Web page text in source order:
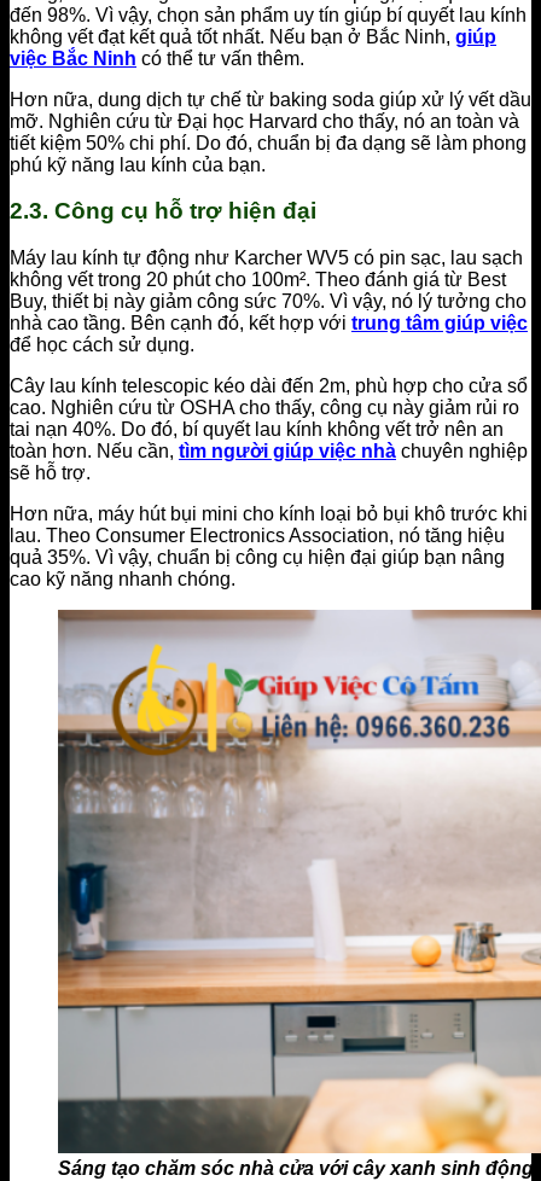
đến 98%. Vì vậy, chọn sản phẩm uy tín giúp bí quyết lau kính
không vết đạt kết quả tốt nhất. Nếu bạn ở Bắc Ninh, giúp
việc Bắc Ninh có thể tư vấn thêm.
Hơn nữa, dung dịch tự chế từ baking soda giúp xử lý vết dầu
mỡ. Nghiên cứu từ Đại học Harvard cho thấy, nó an toàn và
tiết kiệm 50% chi phí. Do đó, chuẩn bị đa dạng sẽ làm phong
phú kỹ năng lau kính của bạn.
2.3. Công cụ hỗ trợ hiện đại
Máy lau kính tự động như Karcher WV5 có pin sạc, lau sạch
không vết trong 20 phút cho 100m². Theo đánh giá từ Best
Buy, thiết bị này giảm công sức 70%. Vì vậy, nó lý tưởng cho
nhà cao tầng. Bên cạnh đó, kết hợp với trung tâm giúp việc
để học cách sử dụng.
Cây lau kính telescopic kéo dài đến 2m, phù hợp cho cửa sổ
cao. Nghiên cứu từ OSHA cho thấy, công cụ này giảm rủi ro
tai nạn 40%. Do đó, bí quyết lau kính không vết trở nên an
toàn hơn. Nếu cần, tìm người giúp việc nhà chuyên nghiệp
sẽ hỗ trợ.
Hơn nữa, máy hút bụi mini cho kính loại bỏ bụi khô trước khi
lau. Theo Consumer Electronics Association, nó tăng hiệu
quả 35%. Vì vậy, chuẩn bị công cụ hiện đại giúp bạn nâng
cao kỹ năng nhanh chóng.
Sáng tạo chăm sóc nhà cửa với cây xanh sinh động